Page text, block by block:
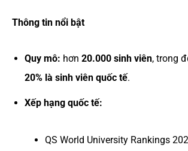
Thông tin nổi bật
Quy mô: hơn 20.000 sinh viên, trong
20% là sinh viên quốc tế.
Xếp hạng quốc tế:
QS World University Rankings